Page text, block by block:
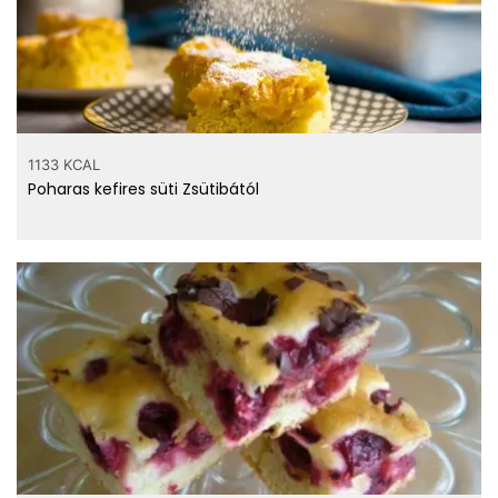
Nátrium
Cink 0.59 mg
Réz 0.009 mg
Mangán 0.004 mg
Szelén
cukor 4.66 g
víz 87.9 g
vitaminok
Tiamin - B1 vitamin 0.029 mg
Riboflavin - B2 vitamin 0.142 mg
1133 KCAL
Poharas kefires süti Zsütibától